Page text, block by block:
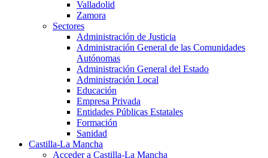
Valladolid
Zamora
Sectores
Administración de Justicia
Administración General de las Comunidades
Autónomas
Administración General del Estado
Administración Local
Educación
Empresa Privada
Entidades Públicas Estatales
Formación
Sanidad
Castilla-La Mancha
Acceder a Castilla-La Mancha